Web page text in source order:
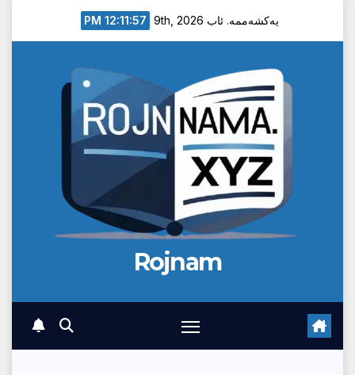
یەکشەممە. ئاب 9th, 2026 12:11:58 PM
Rojnam